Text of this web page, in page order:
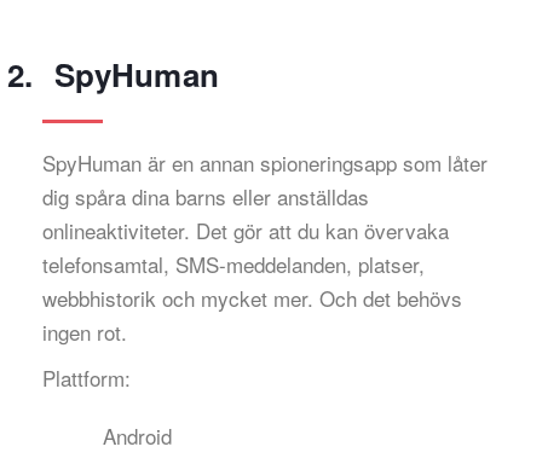
SpyHuman
SpyHuman är en annan spioneringsapp som låter
dig spåra dina barns eller anställdas
onlineaktiviteter. Det gör att du kan övervaka
telefonsamtal, SMS-meddelanden, platser,
webbhistorik och mycket mer. Och det behövs
ingen rot.
Plattform:
Android